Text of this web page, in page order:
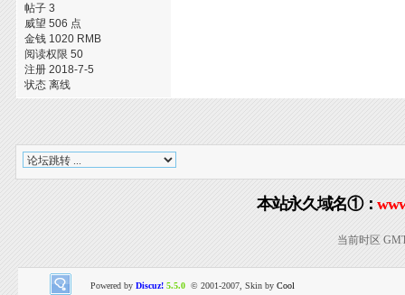
帖子 3
威望 506 点
金钱 1020 RMB
阅读权限 50
注册 2018-7-5
状态 离线
本站永久域名①：
当前时区
Powered by Discuz! 5.5.0 © 2001-2007, Skin by Cool